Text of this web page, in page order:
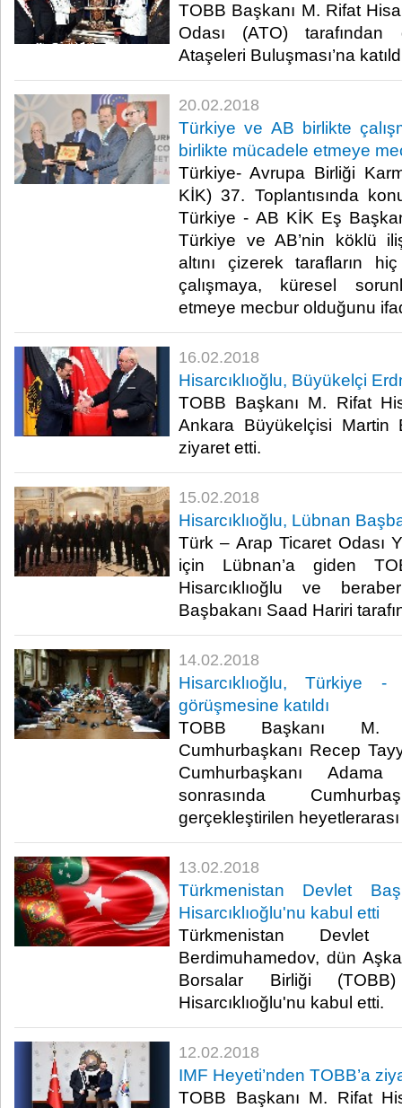
TOBB Başkanı M. Rifat
Odası (ATO)
Ataşeleri Buluşması’na
20.02.2018
Türkiye ve AB birlikte
birlikte mücadele etmeye
Türkiye- Avrupa Birliği
KİK) 37. Toplantısında
Türkiye - AB KİK Eş
Türkiye ve AB’nin köklü
altını çizerek tarafların
çalışmaya, küresel
etmeye mecbur olduğunu
16.02.2018
Hisarcıklıoğlu, Büyükelçi
TOBB Başkanı M. Rifat
Ankara Büyükelçisi Martin
ziyaret etti.​
15.02.2018
Hisarcıklıoğlu, Lübnan
Türk – Arap Ticaret Odası
için Lübnan’a giden
Hisarcıklıoğlu ve
Başbakanı Saad Hariri
14.02.2018
Hisarcıklıoğlu, Türkiye -
görüşmesine katıldı
TOBB Başkanı M.
Cumhurbaşkanı Recep
Cumhurbaşkanı Adama
sonrasında
gerçekleştirilen
13.02.2018
Türkmenistan Devlet
Hisarcıklıoğlu'nu kabul etti
Türkmenistan Devlet
Berdimuhamedov, dün
Borsalar Birliği
Hisarcıklıoğlu'nu kabul etti.​
12.02.2018
IMF Heyeti’nden TOBB’a
TOBB Başkanı M. Rifat